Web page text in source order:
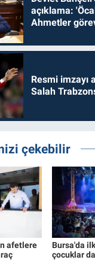
açıklama:
Ahmetler
Resmi imzayı
Salah
çekebilir
afetlere
Bursa'da
çocuklar